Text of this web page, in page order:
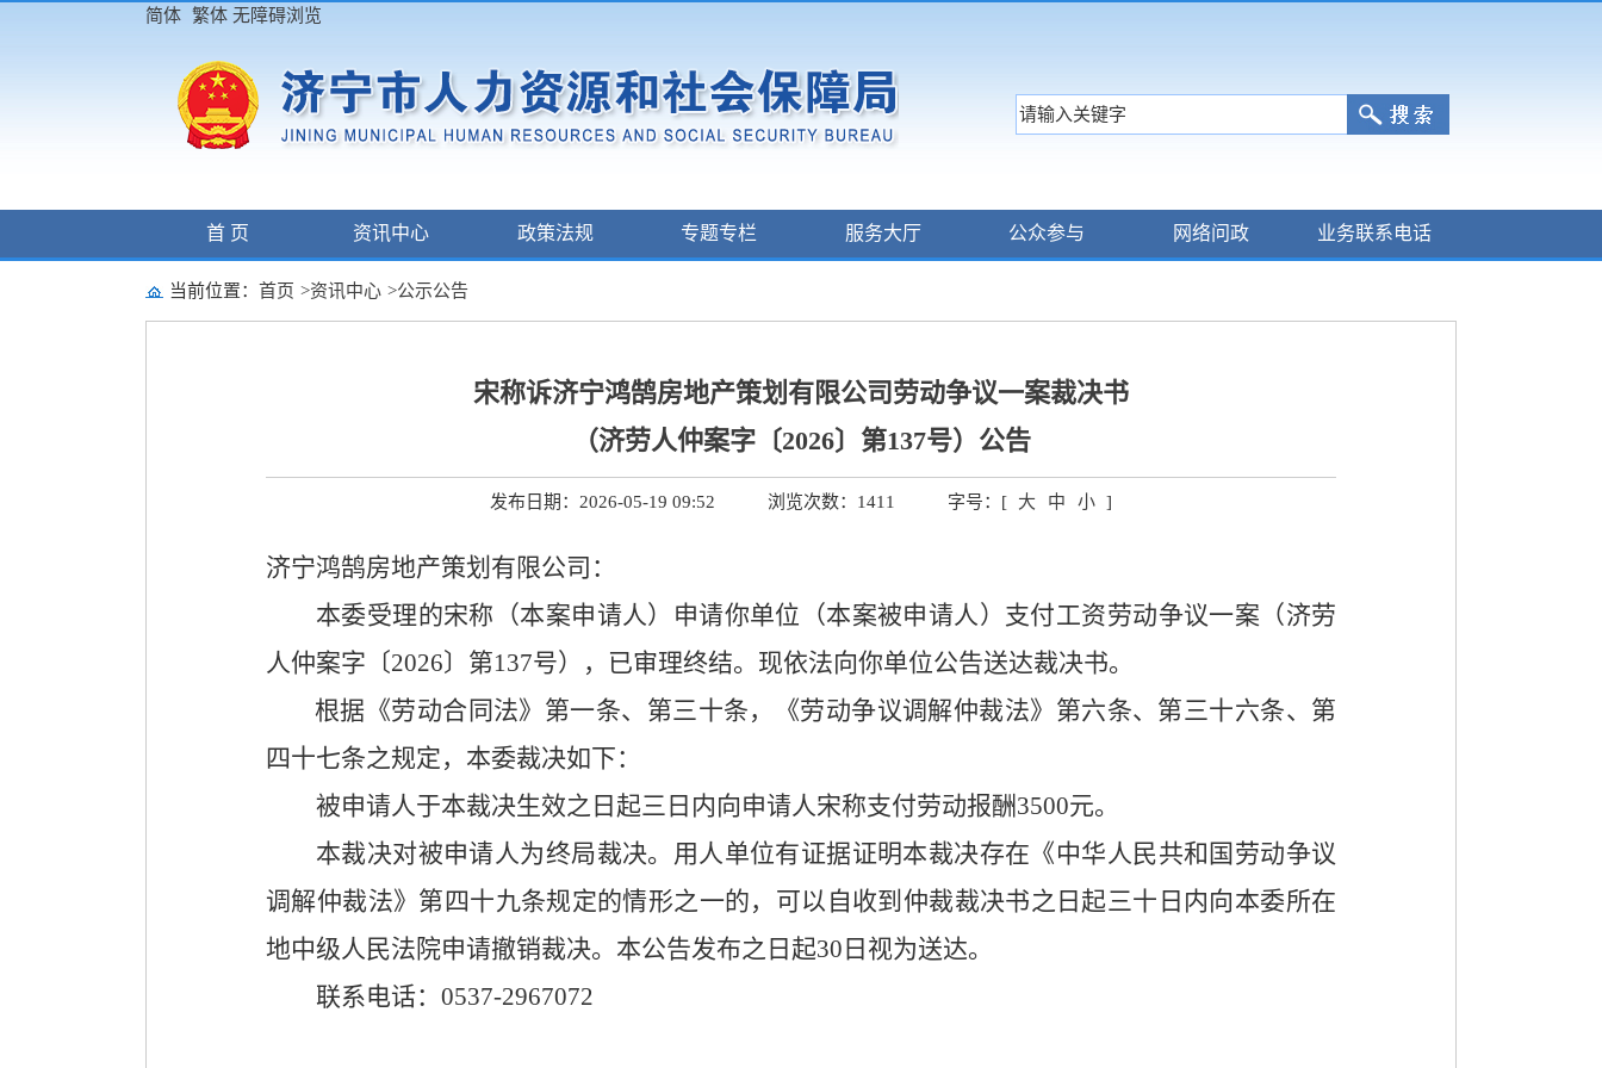
简体 繁体 无障碍浏览
首 页 资讯中心 政策法规 专题专栏 服务大厅 公众参与 网络问政 业务联系电话
当前位置： 首页 >资讯中心 >公示公告
宋称诉济宁鸿鹄房地产策划有限公司劳动争议一案裁决书
（济劳人仲案字〔2026〕第137号）公告
发布日期：2026-05-19 09:52 浏览次数： 1411 字号：[ 大 中 小 ]
济宁鸿鹄房地产策划有限公司：
本委受理的宋称（本案申请人）申请你单位（本案被申请人）支付工资劳动争议一案（济劳
人仲案字〔2026〕第137号），已审理终结。现依法向你单位公告送达裁决书。
根据《劳动合同法》第一条、第三十条，《劳动争议调解仲裁法》第六条、第三十六条、第
四十七条之规定，本委裁决如下：
被申请人于本裁决生效之日起三日内向申请人宋称支付劳动报酬3500元。
本裁决对被申请人为终局裁决。用人单位有证据证明本裁决存在《中华人民共和国劳动争议
调解仲裁法》第四十九条规定的情形之一的，可以自收到仲裁裁决书之日起三十日内向本委所在
地中级人民法院申请撤销裁决。本公告发布之日起30 日视为送达。
联系电话： 0537-2967072